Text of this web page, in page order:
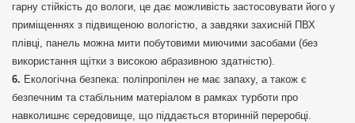
гарну стійкість до вологи, це дає можливість застосовувати його у
приміщеннях з підвищеною вологістю, а завдяки захисній ПВХ
плівці, панель можна мити побутовими миючими засобами (без
використання щітки з високою абразивною здатністю).
Екологічна безпека: поліпропілен не має запаху, а також є
безпечним та стабільним матеріалом в рамках турботи про
навколишнє середовище, що піддається вторинній переробці.